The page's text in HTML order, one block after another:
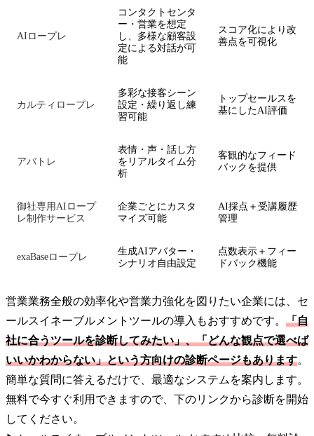
AIロープレ
コンタクトセンタ
ー・営業を想定
し、多様な顧客設
定による対話が可
能
スコア化により改
善点を可視化
カルティロープレ
多彩な接客シーン
設定・繰り返し練
習可能
トップセールスを
基にしたAI評価
アバトレ
表情・声・話し方
をリアルタイム分
析
客観的なフィード
バックを提供
御社専用AIロープ
レ制作サービス
企業ごとにカスタ
マイズ可能
AI採点＋受講履歴
管理
exaBaseロープレ
生成AIアバター・
シナリオ自由設定
点数表示＋フィー
ドバック機能
営業業務全般の効率化や営業力強化を図りたい企業には、セ
ールスイネーブルメントツールの導入もおすすめです。 「自
社に合うツールを診断してみたい」、「どんな観点で選べば
いいかわからない」という方向けの診断ページもあります。
簡単な質問に答えるだけで、最適なシステムを案内します。
無料で今すぐ利用できますので、下のリンクから診断を開始
してください。